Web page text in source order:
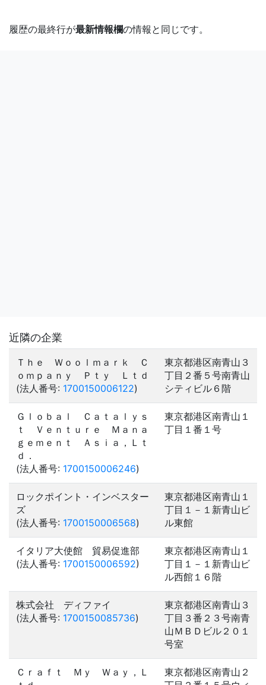
履歴の最終行が最新情報欄の情報と同じです。
近隣の企業
Ｔｈｅ Ｗｏｏｌｍａｒｋ Ｃ
ｏｍｐａｎｙ Ｐｔｙ Ｌｔｄ
(法人番号: 1700150006122)
東京都港区南青山３
丁目２番５号南青山
シティビル６階
Ｇｌｏｂａｌ Ｃａｔａｌｙｓ
ｔ Ｖｅｎｔｕｒｅ Ｍａｎａ
ｇｅｍｅｎｔ Ａｓｉａ，Ｌｔ
ｄ．
(法人番号: 1700150006246)
東京都港区南青山１
丁目１番１号
ロックポイント・インベスター
ズ
(法人番号: 1700150006568)
東京都港区南青山１
丁目１－１新青山ビ
ル東館
イタリア大使館 貿易促進部
(法人番号: 1700150006592)
東京都港区南青山１
丁目１－１新青山ビ
ル西館１６階
株式会社 ディファイ
(法人番号: 1700150085736)
東京都港区南青山３
丁目３番２３号南青
山ＭＢＤビル２０１
号室
Ｃｒａｆｔ Ｍｙ Ｗａｙ，Ｌ
東京都港区南青山２